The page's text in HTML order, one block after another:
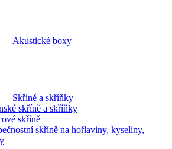
Akustické boxy
Skříně a skříňky
skříně a skříňky
skříně
skříně na hořlaviny, kyseliny,